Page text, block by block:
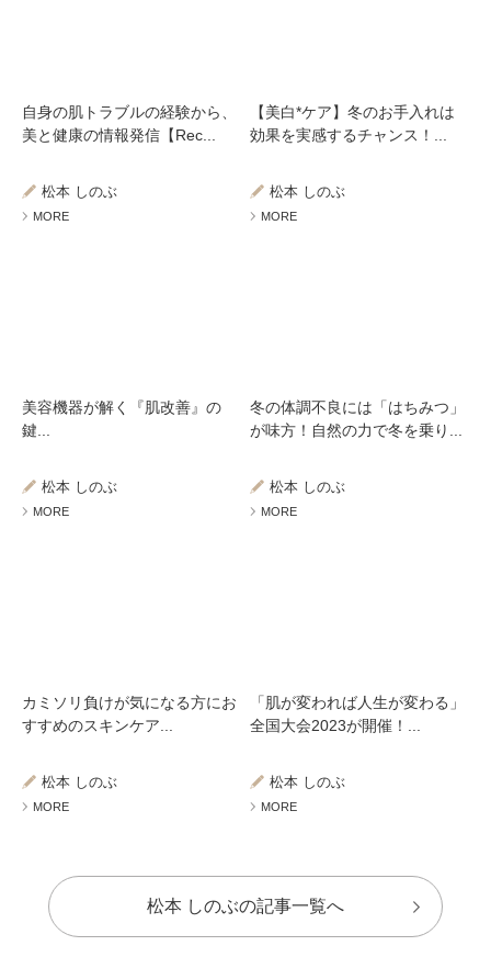
自身の肌トラブルの経験から、
美と健康の情報発信【Rec...
松本 しのぶ
MORE
【美白*ケア】冬のお手入れは
効果を実感するチャンス！...
松本 しのぶ
MORE
美容機器が解く『肌改善』の
鍵...
松本 しのぶ
MORE
冬の体調不良には「はちみつ」
が味方！自然の力で冬を乗り...
松本 しのぶ
MORE
カミソリ負けが気になる方にお
すすめのスキンケア...
松本 しのぶ
MORE
「肌が変われば人生が変わる」
全国大会2023が開催！...
松本 しのぶ
MORE
松本 しのぶの記事一覧へ